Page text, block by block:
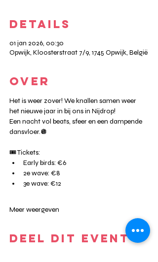
DETAILS
01 jan 2026, 00:30
Opwijk, Kloosterstraat 7/9, 1745 Opwijk, België
OVER
Het is weer zover! We knallen samen weer
het nieuwe jaar in bij ons in Nijdrop!
Een nacht vol beats, sfeer en een dampende
dansvloer.🪩
🎟 Tickets:
Early birds: €6
2e wave: €8
3e wave: €12
Meer weergeven
DEEL DIT EVENT